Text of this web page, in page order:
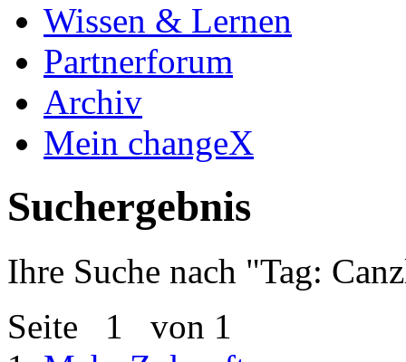
Wissen & Lernen
Partnerforum
Archiv
Mein changeX
Suchergebnis
Ihre Suche nach "Tag:
Seite 1 von 1